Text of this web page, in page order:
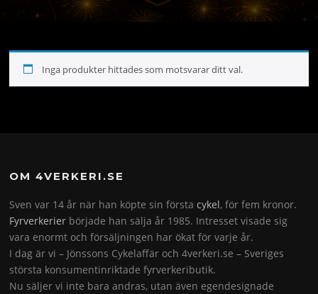
Inga produkter hittades som motsvarar ditt val.
OM 4VERKERI.SE
Sven var 14 år när han köpte sin förstacykel, för fem kronor.
Fyrverkerier började han sälja år 1985. Intresset visade sig
vara enormt och försäljningen har ökat för varje år.
I dag är vi – Jönssons Cykelaffär och 4verkeri.se – Sveriges
största konsumentinriktade fyrverkeributik.
Nu säljer vi inte bara andras, utan även egendesignade